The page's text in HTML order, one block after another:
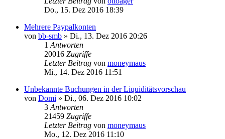
Do., 15. Dez 2016 18:39
Mehrere Paypalkonten
von bb-smb » Di., 13. Dez 2016 20:26
1 Antworten
20016 Zugriffe
Letzter Beitrag von moneymaus
Mi., 14. Dez 2016 11:51
Unbekannte Buchungen in der Liquiditätsvorschau
von Domi » Di., 06. Dez 2016 10:02
3 Antworten
21459 Zugriffe
Letzter Beitrag von moneymaus
Mo., 12. Dez 2016 11:10